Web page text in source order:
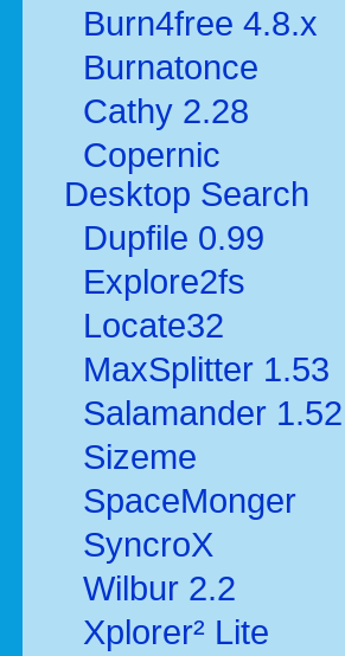
Burn4free 4.8.x
Burnatonce
Cathy 2.28
Copernic
Desktop Search
Dupfile 0.99
Explore2fs
Locate32
MaxSplitter 1.53
Salamander 1.52
Sizeme
SpaceMonger
SyncroX
Wilbur 2.2
Xplorer² Lite